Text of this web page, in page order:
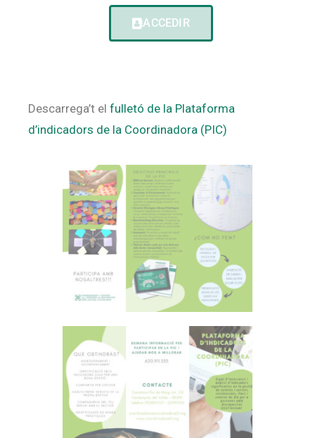
ACCEDIR
Descarrega’t el fulletó de la Plataforma
d’indicadors de la Coordinadora (PIC)